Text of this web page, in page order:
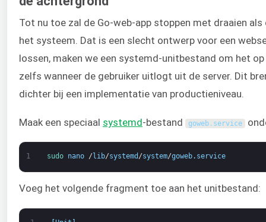
Tot nu toe zal de Go-web-app stoppen met draaien
het systeem. Dat is een slecht ontwerp voor een
lossen, maken we een systemd-unitbestand om het
zelfs wanneer de gebruiker uitlogt uit de server. Dit
dichter bij een implementatie van productieniveau.
Maak een speciaal systemd-bestand goweb. service
1 sudo nano / lib/systemd /system/goweb. service
Voeg het volgende fragment toe aan het unitbestand: